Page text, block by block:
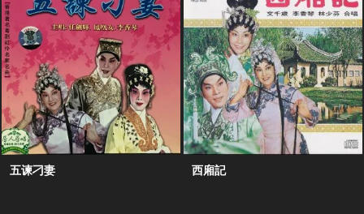
五谏刁妻 西廂記